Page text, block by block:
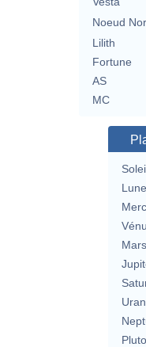
Noeud
Lilith
Fortune
AS
MC
Lune
Mars